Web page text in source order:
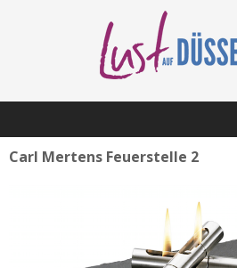
Carl Mertens Feuerstelle 2